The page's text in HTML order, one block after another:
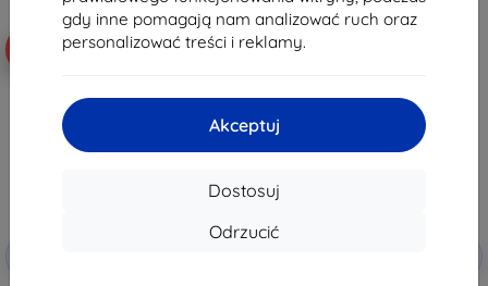
gdy inne pomagają nam analizować ruch oraz
personalizować treści i reklamy.
Akceptuj
Dostosuj
Odrzucić
-10%